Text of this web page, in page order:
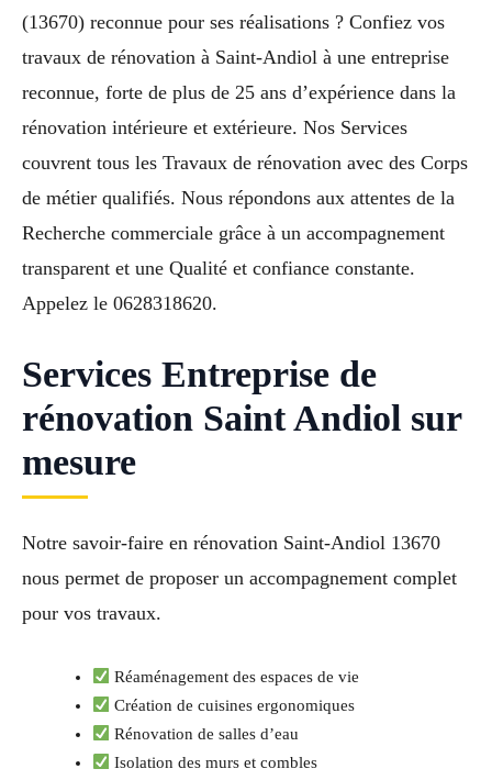
(13670) reconnue pour ses réalisations ? Confiez vos
travaux de rénovation à Saint-Andiol à une entreprise
reconnue, forte de plus de 25 ans d’expérience dans la
rénovation intérieure et extérieure. Nos Services
couvrent tous les Travaux de rénovation avec des Corps
de métier qualifiés. Nous répondons aux attentes de la
Recherche commerciale grâce à un accompagnement
transparent et une Qualité et confiance constante.
Appelez le 0628318620.
Services Entreprise de
rénovation Saint Andiol sur
mesure
Notre savoir-faire en rénovation Saint-Andiol 13670
nous permet de proposer un accompagnement complet
pour vos travaux.
Réaménagement des espaces de vie
Création de cuisines ergonomiques
Rénovation de salles d’eau
Isolation des murs et combles